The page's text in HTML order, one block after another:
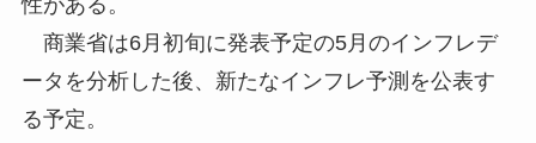
性がある。
商業省は6月初旬に発表予定の5月のインフレデ
ータを分析した後、新たなインフレ予測を公表す
る予定。